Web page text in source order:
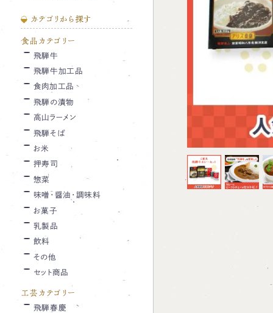
カテゴリから探す
食品カテゴリー
飛騨牛
飛騨牛加工品
食肉加工品
飛騨の漬物
高山ラーメン
飛騨そば
お米
押寿司
惣菜
味噌・醤油・調味料
お菓子
乳製品
飲料
その他
セット商品
工芸カテゴリー
飛騨春慶